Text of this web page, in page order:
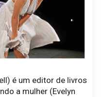
é um editor de livros
a mulher (Evelyn